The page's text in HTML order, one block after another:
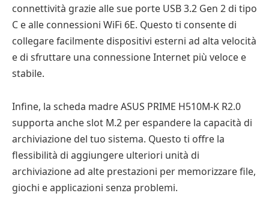
connettività grazie alle sue porte USB 3.2 Gen 2 di tipo
C e alle connessioni WiFi 6E. Questo ti consente di
collegare facilmente dispositivi esterni ad alta velocità
e di sfruttare una connessione Internet più veloce e
stabile.
Infine, la scheda madre ASUS PRIME H510M-K R2.0
supporta anche slot M.2 per espandere la capacità di
archiviazione del tuo sistema. Questo ti offre la
flessibilità di aggiungere ulteriori unità di
archiviazione ad alte prestazioni per memorizzare file,
giochi e applicazioni senza problemi.